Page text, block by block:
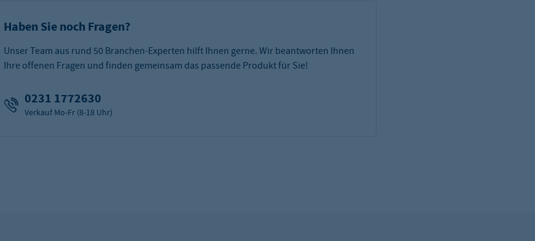
Haben Sie noch Fragen?
Unser Team aus rund 50 Branchen-Experten hilft Ihnen gerne. Wir beantworten Ihnen
Ihre offenen Fragen und finden gemeinsam das passende Produkt für Sie!
0231 1772630
Verkauf Mo-Fr (8-18 Uhr)